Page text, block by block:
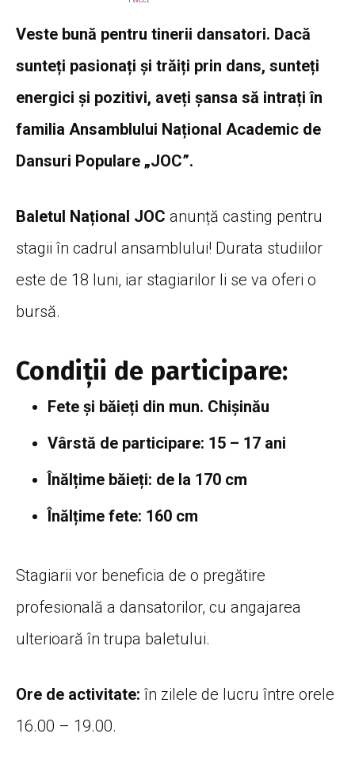
Veste bună pentru tinerii dansatori. Dacă
sunteți pasionați și trăiți prin dans, sunteți
energici și pozitivi, aveți șansa să intrați în
familia Ansamblului Național Academic de
Dansuri Populare „JOC”.
Baletul Național JOC anunță casting pentru
stagii în cadrul ansamblului! Durata studiilor
este de 18 luni, iar stagiarilor li se va oferi o
bursă.
Condiții de participare:
Fete și băieți din mun. Chișinău
Vârstă de participare: 15 – 17 ani
Înălțime băieți: de la 170 cm
Înălțime fete: 160 cm
Stagiarii vor beneficia de o pregătire
profesională a dansatorilor, cu angajarea
ulterioară în trupa baletului.
Ore de activitate: în zilele de lucru între orele
16.00 – 19.00.